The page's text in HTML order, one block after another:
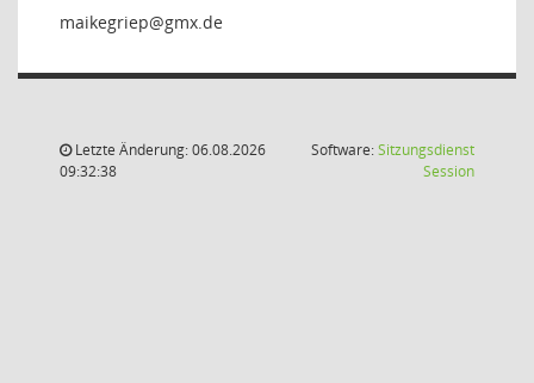
peirg
Letzte Änderung: 06.08.2026
09:32:38
Software:Sitzungsdienst
Session(Wird in